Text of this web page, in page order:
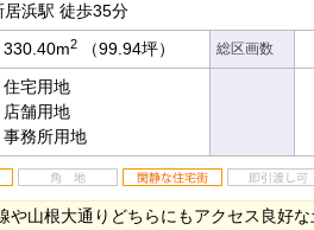
居浜駅 徒歩35分
330.40m2 （99.94坪） 総区画数
住宅用地
店舗用地
事務所用地
や山根大通りどちらにもアクセス良好な